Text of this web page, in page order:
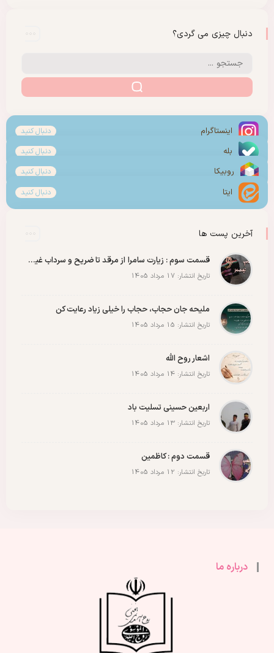
دنبال چیزی می گردی؟
اینستاگرام دنبال کنید
بله دنبال کنید
روبیکا دنبال کنید
ایتا دنبال کنید
آخرین پست ها
قسمت سوم : زیارت سامرا از مرقد تا ضریح و سرداب غیبت امام زمان عجل الله رو با عشق ببینید
تاریخ انتشار: 17 مرداد 1405
ملیحه جان حجاب، حجاب را خیلی زیاد رعایت کن
تاریخ انتشار: 15 مرداد 1405
اشعار روح الله
تاریخ انتشار: 14 مرداد 1405
اربعین حسینی تسلیت باد
تاریخ انتشار: 13 مرداد 1405
قسمت دوم : کاظمین
تاریخ انتشار: 12 مرداد 1405
درباره ما